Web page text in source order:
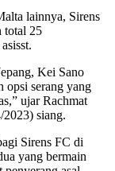
lainnya, Sirens
total 25
Kei Sano
opsi serang yang
ujar Rachmat
2023) siang.
Sirens FC di
yang bermain